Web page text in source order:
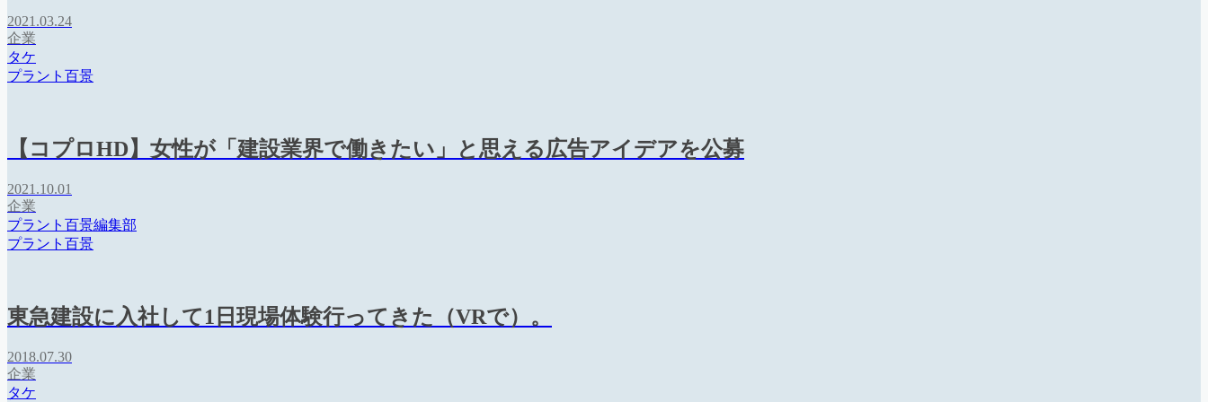
2021.03.24
企業
タケ
プラント百景
【コプロHD】女性が「建設業界で働きたい」と思える広告アイデアを公募
2021.10.01
企業
プラント百景編集部
プラント百景
東急建設に入社して1日現場体験行ってきた（VRで）。
2018.07.30
企業
タケ